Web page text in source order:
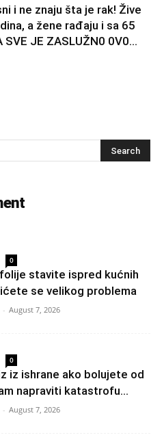
i ne znaju šta je rak! Žive
a žene rađaju i sa 65
SVE JE ZASLUŽN0 0V0...
0
stavite ispred kućnih
se velikog problema
- August 7, 2026
0
iz ishrane ako bolujete od
napraviti katastrofu...
- August 7, 2026